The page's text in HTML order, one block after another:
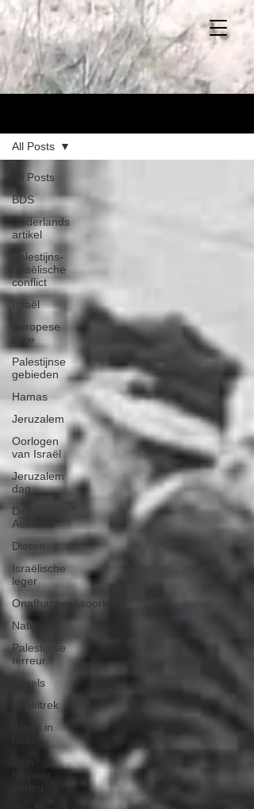
All Posts
BDS
Nederlands
artikel
Palestijns-
Israëlische
conflict
Israël
Europese
Unie
Palestijnse
gebieden
Hamas
Jeruzalem
Oorlogen
van Israël
Jeruzalem
dag
Dieren
Australië
Dieren
Israëlische
leger
Onafhankelijksoorlog
Natuur
Palestijnse
terreur
Vogels
Vogeltrek
Water in
Kippoer
All Posts